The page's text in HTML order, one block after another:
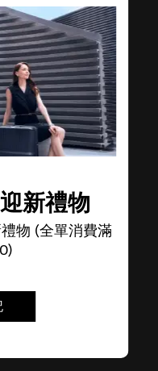
新禮物
物 (全單消費滿